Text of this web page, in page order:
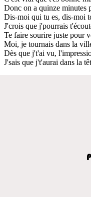
Donc on a quinze minutes
Dis-moi qui tu es, dis-moi
J'crois que j'pourrais
Te faire sourire juste pour
Moi, je tournais dans la
Dès que j't'ai vu,
J'sais que j't'aurai dans la